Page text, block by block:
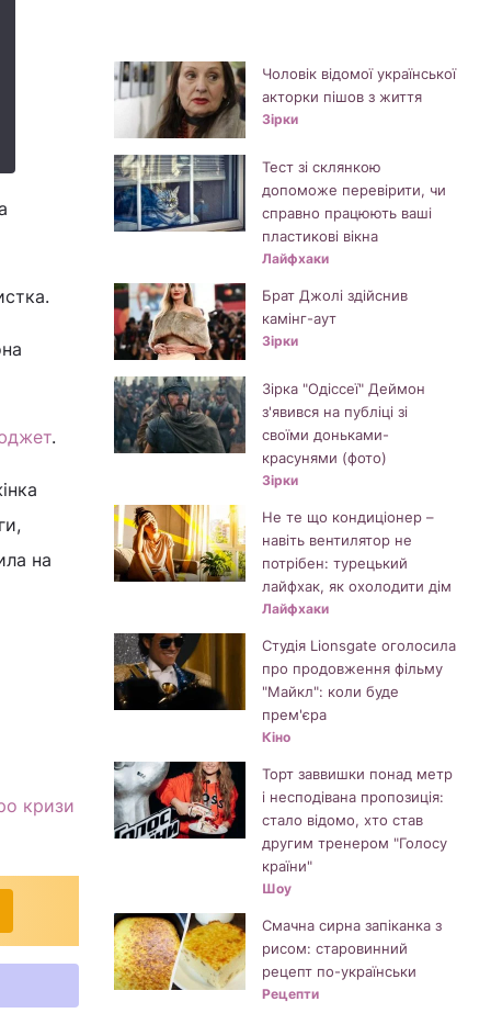
.
на
кризи
Чоловік відомої української
акторки пішов з життя
Зірки
Тест зі склянкою
допоможе перевірити, чи
справно працюють ваші
пластикові вікна
Лайфхаки
Брат Джолі здійснив
камінг-аут
Зірки
Зірка "Одіссеї" Деймон
з'явився на публіці зі
своїми доньками-
красунями (фото)
Зірки
Не те що кондиціонер –
навіть вентилятор не
потрібен: турецький
лайфхак, як охолодити дім
Лайфхаки
Студія Lionsgate оголосила
про продовження фільму
"Майкл": коли буде
прем'єра
Кіно
Торт заввишки понад метр
і несподівана пропозиція:
стало відомо, хто став
другим тренером "Голосу
країни"
Шоу
Смачна сирна запіканка з
рисом: старовинний
рецепт по-українськи
Рецепти